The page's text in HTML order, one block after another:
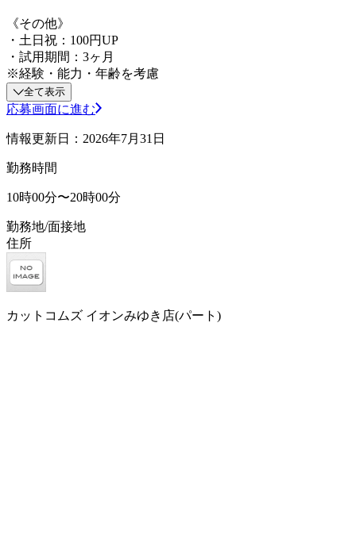
《その他》
・土日祝：100円UP
・試用期間：3ヶ月
※経験・能力・年齢を考慮
全て表示
応募画面に進む
情報更新日：2026年7月31日
勤務時間
10時00分〜20時00分
勤務地/面接地
住所
カットコムズ イオンみゆき店(パート)